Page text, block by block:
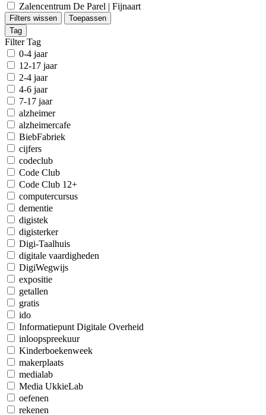
Zalencentrum De Parel | Fijnaart
Filters wissen
Toepassen
Tag
Filter Tag
0-4 jaar
12-17 jaar
2-4 jaar
4-6 jaar
7-17 jaar
alzheimer
alzheimercafe
BiebFabriek
cijfers
codeclub
Code Club
Code Club 12+
computercursus
dementie
digistek
digisterker
Digi-Taalhuis
digitale vaardigheden
DigiWegwijs
expositie
getallen
gratis
ido
Informatiepunt Digitale Overheid
inloopspreekuur
Kinderboekenweek
makerplaats
medialab
Media UkkieLab
oefenen
rekenen